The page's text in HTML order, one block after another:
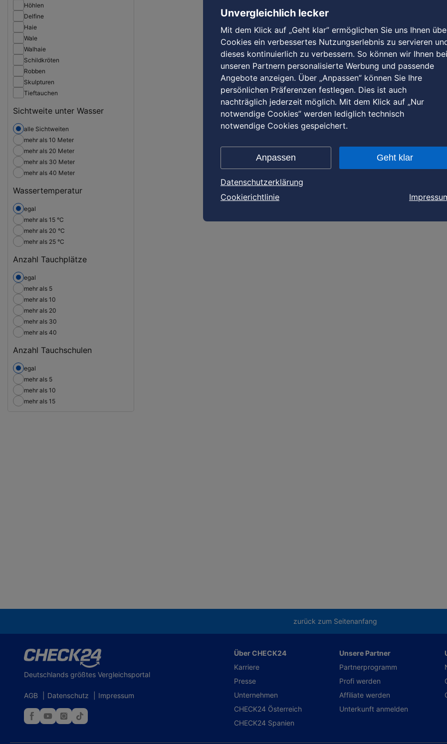
Unvergleichlich lecker
Mit dem Klick auf „Geht klar” ermöglichen Sie uns Ihnen
Cookies ein verbessertes Nutzungserlebnis zu servieren
dieses kontinuierlich zu verbessern. So können wir Ihnen bei
unseren Partnern personalisierte Werbung und passende
Angebote anzeigen. Über „Anpassen” können Sie Ihre
persönlichen Präferenzen festlegen. Dies ist auch
nachträglich jederzeit möglich. Mit dem Klick auf „Nur
notwendige Cookies” werden lediglich technisch
notwendige Cookies gespeichert.
Anpassen Geht klar
Datenschutzerklärung
Cookierichtlinie
zurück zum Seitenanfang
Deutschlands größtes Vergleichsportal
AGB Datenschutz Impressum
Über CHECK24
Karriere
Presse
Unternehmen
CHECK24 Österreich
CHECK24 Spanien
Unsere Partner
Partnerprogramm
Profi werden
Affiliate werden
Unterkunft anmelden
Höhlen
Delfine
Haie
Wale
Walhaie
Schildkröten
Robben
Skulpturen
Tieftauchen
Sichtweite unter Wasser
alle Sichtweiten
mehr als 10 Meter
mehr als 20 Meter
mehr als 30 Meter
mehr als 40 Meter
Wassertemperatur
egal
mehr als 15 °C
mehr als 20 °C
mehr als 25 °C
Anzahl Tauchplätze
egal
mehr als 5
mehr als 10
mehr als 20
mehr als 30
mehr als 40
Anzahl Tauchschulen
egal
mehr als 5
mehr als 10
mehr als 15